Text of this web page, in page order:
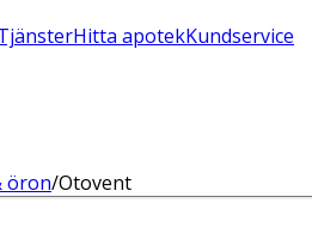
Hitta apotekKundservice
öron/Otovent